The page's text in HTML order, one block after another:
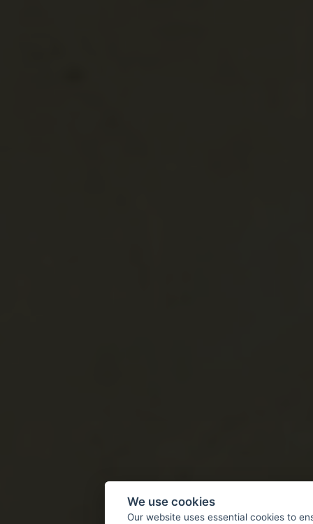
We use cookies
Our website uses essential cookies to